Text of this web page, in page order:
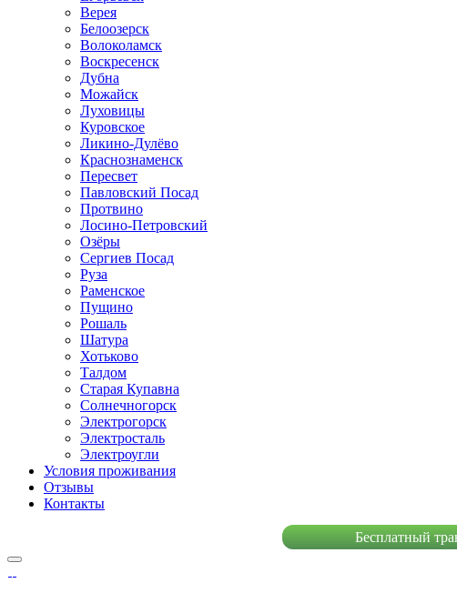
Верея
Белоозерск
Волоколамск
Воскресенск
Дубна
Можайск
Луховицы
Куровское
Ликино-Дулёво
Краснознаменск
Пересвет
Павловский Посад
Протвино
Лосино-Петровский
Озёры
Сергиев Посад
Руза
Раменское
Пущино
Рошаль
Шатура
Хотьково
Талдом
Старая Купавна
Солнечногорск
Электрогорск
Электросталь
Электроугли
Условия проживания
Отзывы
Контакты
Бесплатный